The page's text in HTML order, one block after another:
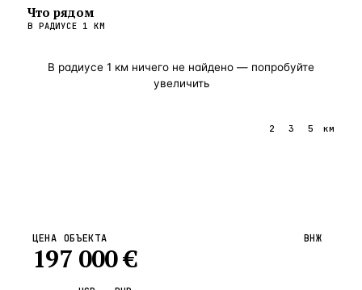
Что рядом
В РАДИУСЕ 1 КМ
В радиусе 1 км ничего не найдено — попробуйте
увеличить
2 3 5 км
ЦЕНА ОБЪЕКТА
197 000€
ВНЖ